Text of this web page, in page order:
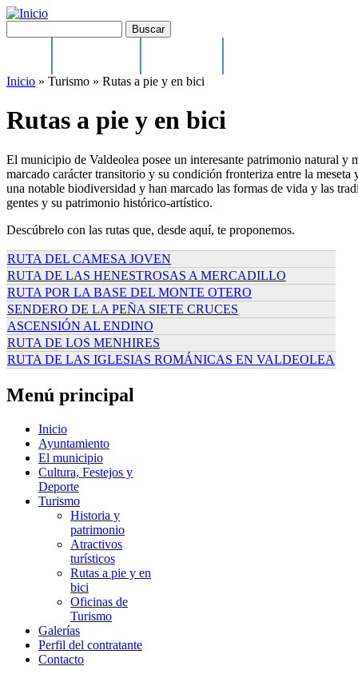
Pasar al contenido principal
Inicio » Turismo » Rutas a pie y en bici
Rutas a pie y en bici
El municipio de Valdeolea posee un interesante patrimonio natural y
marcado carácter transitorio y su condición fronteriza entre la
una notable biodiversidad y han marcado las formas de vida y las
gentes y su patrimonio histórico-artístico.
Descúbrelo con las rutas que, desde aquí, te proponemos.
RUTA DEL CAMESA JOVEN
RUTA DE LAS HENESTROSAS A MERCADILLO
RUTA POR LA BASE DEL MONTE OTERO
SENDERO DE LA PEÑA SIETE CRUCES
ASCENSIÓN AL ENDINO
RUTA DE LOS MENHIRES
RUTA DE LAS IGLESIAS ROMÁNICAS EN VALDEOLEA
Menú principal
Inicio
Ayuntamiento
El municipio
Cultura, Festejos y
Deporte
Turismo
Historia y
patrimonio
Atractivos
turísticos
Rutas a pie y en
bici
Oficinas de
Turismo
Galerías
Perfil del contratante
Contacto